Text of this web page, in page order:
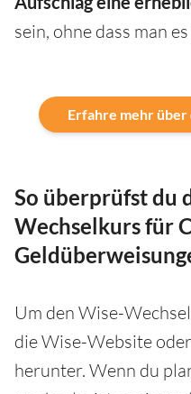
sein, ohne dass man
Erfahre mehr
So überprüfst du
Wechselkurs für
Um den Wise-
die Wise-Website
herunter. Wenn du